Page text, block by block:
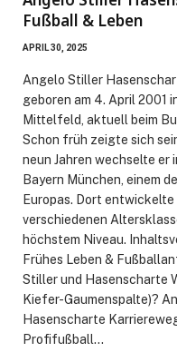
Fußball & Leben
APRIL 30, 2025
Angelo Stiller
geboren am 4. April 2001
Mittelfeld, aktuell beim
Schon früh zeigte sich
neun Jahren wechselte er
Bayern München, einem
Europas. Dort entwickelte
verschiedenen
höchstem Niveau.
Frühes Leben &
Stiller und Hasenscharte
Kiefer-Gaumenspalte)?
Hasenscharte
Profifußball…